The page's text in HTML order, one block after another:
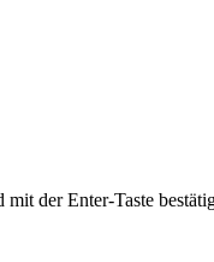
der Enter-Taste